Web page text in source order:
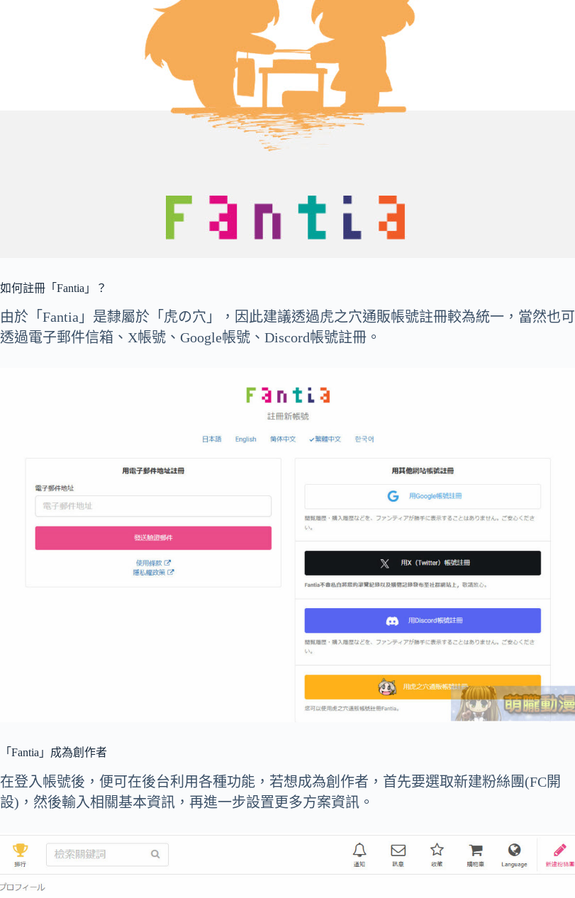
如何註冊「Fantia」？
由於「Fantia」是隸屬於「虎の穴」，因此建議透過虎之穴通販帳號註冊較為統一，當然也可
透過電子郵件信箱、X帳號、Google帳號、Discord帳號註冊。
「Fantia」成為創作者
在登入帳號後，便可在後台利用各種功能，若想成為創作者，首先要選取新建粉絲團(FC開
設)，然後輸入相關基本資訊，再進一步設置更多方案資訊。